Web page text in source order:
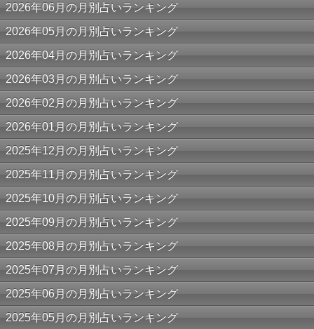
2026年06月の月別占いランキング
2026年05月の月別占いランキング
2026年04月の月別占いランキング
2026年03月の月別占いランキング
2026年02月の月別占いランキング
2026年01月の月別占いランキング
2025年12月の月別占いランキング
2025年11月の月別占いランキング
2025年10月の月別占いランキング
2025年09月の月別占いランキング
2025年08月の月別占いランキング
2025年07月の月別占いランキング
2025年06月の月別占いランキング
2025年05月の月別占いランキング